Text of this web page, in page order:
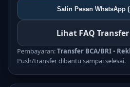
Salin Pesan WhatsApp
Lihat FAQ
Pembayaran:Transfer BCA/BRI •
Push/transfer dibantu sampai selesai.